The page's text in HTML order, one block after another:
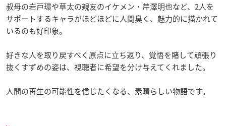
叔母の岩戸環や草太の親友のイケメン・芹澤明也など、2人を
サポートするキャラがほどほどに人間臭く、魅力的に描かれて
いるのも好印象。
好きな人を取り戻すべく原点に立ち返り、覚悟を賭して頑張り
抜くすずめの姿は、視聴者に希望を分け与えてくれました。
人間の再生の可能性を信じたくなる、素晴らしい物語です。